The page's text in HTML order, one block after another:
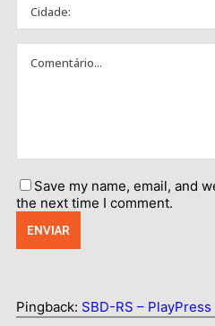
Save my name, email, and
the next time I comment.
Pingback: SBD-RS – PlayPress